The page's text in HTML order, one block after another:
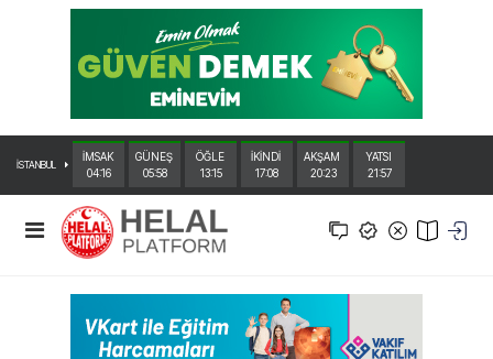
İSTANBUL
İMSAK
04:16
GÜNEŞ
05:58
ÖĞLE
13:15
İKİNDİ
17:08
AKŞAM
20:23
YATSI
21:57